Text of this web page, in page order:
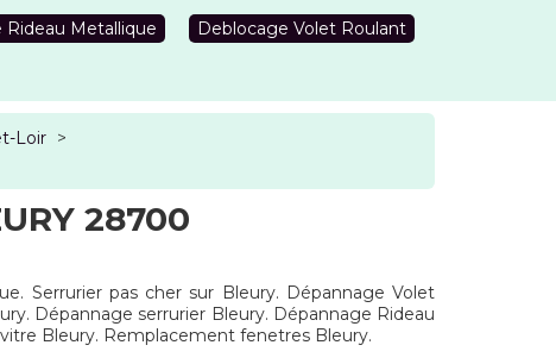
Rideau Metallique Deblocage Volet Roulant
Loir >
28700
Serrurier pas cher sur Bleury. Dépannage Volet
Dépannage serrurier Bleury. Dépannage Rideau
Bleury. Remplacement fenetres Bleury.